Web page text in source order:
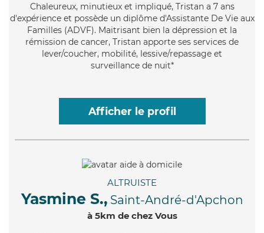
Chaleureux, minutieux et impliqué, Tristan a 7 ans
d'expérience et possède un diplôme d'Assistante De Vie aux
Familles (ADVF). Maitrisant bien la dépression et la
rémission de cancer, Tristan apporte ses services de
lever/coucher, mobilité, lessive/repassage et
surveillance de nuit*
Afficher le profil
ALTRUISTE
Yasmine S., Saint-André-d'Apchon
à 5km de chez Vous